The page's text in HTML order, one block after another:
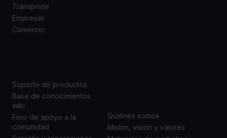
Transporte
Empresas
Comercio
Soporte de productos
Base de conocimientos
wiki
Foro de apoyo a la
comunidad
Quiénes somos
Misión, visión y valores